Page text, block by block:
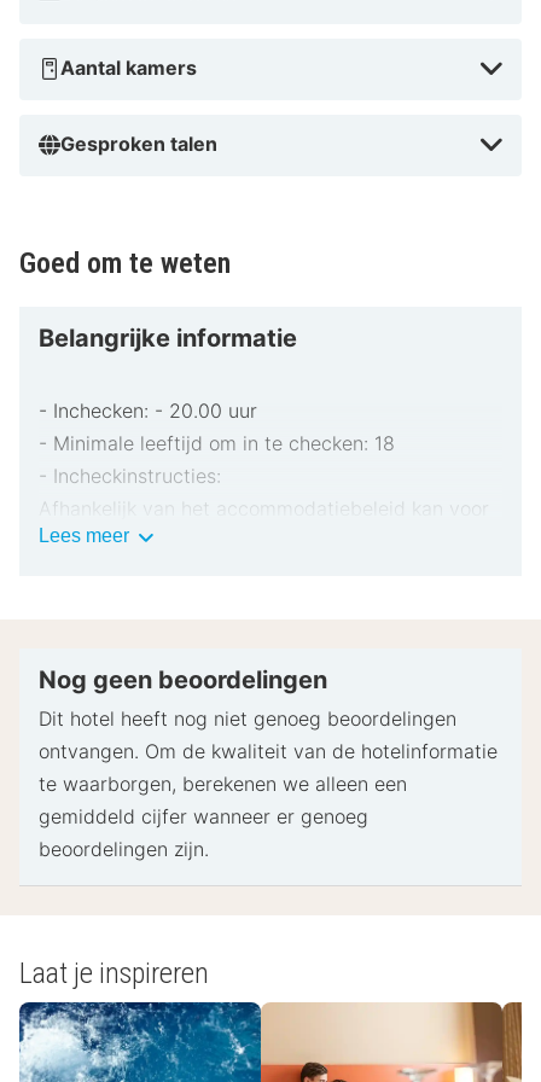
Aantal kamers
Gesproken talen
Goed om te weten
Belangrijke informatie
- Inchecken: - 20.00 uur
- Minimale leeftijd om in te checken: 18
- Incheckinstructies:
Afhankelijk van het accommodatiebeleid kan voor
extra personen een toeslag in rekening worden
pinpas of borgsom in contanten te verstrekken
Speciale verzoeken worden onder voorbehoud van
beschikbaarheid bij het inchecken ingewilligd.
Hiervoor kunnen extra kosten in rekening worden
gebracht. Speciale verzoeken kunnen niet worden
gegarandeerd.
- Speciale instructies:
De receptie is dagelijks geopend van 09.00 uur tot
18.00 uur.
Lees meerBelangrijke
Nog geen beoordelingen
Dit hotel heeft nog niet genoeg beoordelingen
ontvangen. Om de kwaliteit van de hotelinformatie
te waarborgen, berekenen we alleen een
gemiddeld cijfer wanneer er genoeg
beoordelingen zijn.
Laat je inspireren